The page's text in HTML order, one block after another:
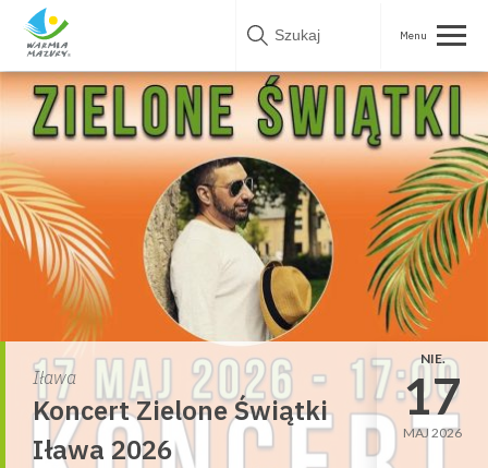
Skip
Iława
Koncert Zielone Świątki
Iława 2026
NIE.
17
MAJ 2026